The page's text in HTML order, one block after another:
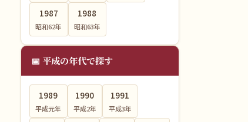
1987
昭和62年
1988
昭和63年
📅 平成の年代で探す
1989
平成元年
1990
平成2年
1991
平成3年